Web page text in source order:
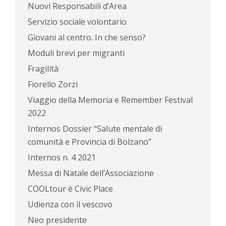
Nuovi Responsabili d’Area
Servizio sociale volontario
Giovani al centro. In che senso?
Moduli brevi per migranti
Fragilità
Fiorello Zorzi
Viaggio della Memoria e Remember Festival
2022
Internos Dossier “Salute mentale di
comunità e Provincia di Bolzano”
Internos n. 4 2021
Messa di Natale dell’Associazione
COOLtour è Civic Place
Udienza con il vescovo
Neo presidente